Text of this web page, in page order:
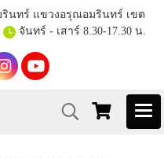
นทร์ แขวงอรุณอมรินทร์ เขต
จันทร์ - เสาร์ 8.30-17.30 น.